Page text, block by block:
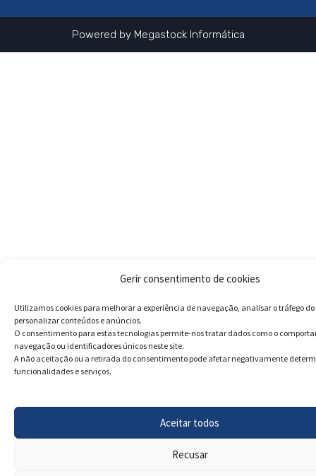
Gerir consentimento de cookies
Utilizamos cookies para melhorar a experiência de navegação, analisar o tráfego do
personalizar conteúdos e anúncios.
O consentimento para estas tecnologias permite-nos tratar dados como o
navegação ou identificadores únicos neste site.
A não aceitação ou a retirada do consentimento pode afetar negativamente
funcionalidades e serviços.
Aceitar todos
Recusar
Powered by Megastock Informática